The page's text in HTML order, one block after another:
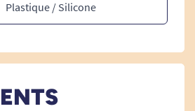
aides à la toilette.
solutions pour bain & WC.
Plastique / Silicone